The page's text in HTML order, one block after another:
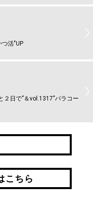
つ活"UP
２日で”＆vol.1317”パラコー
こちら
こちら
ら